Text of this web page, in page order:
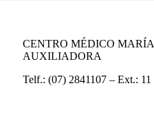
CENTRO MÉDICO MARÍA
AUXILIADORA
Telf.: (07) 2841107 – Ext.: 11